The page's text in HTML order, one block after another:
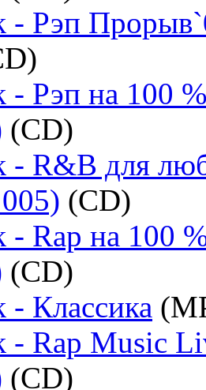
- Рэп
- Рэп на 100
(CD)
- R&B для
(CD)
- Rap на 100
(CD)
Классика
- Rap Music
(CD)